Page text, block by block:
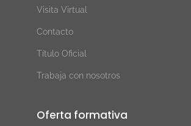
Visita Virtual
Contacto
Título Oficial
Trabaja con nosotros
Oferta formativa